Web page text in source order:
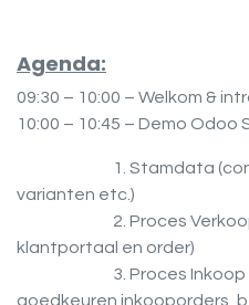
Agenda:
09:30 – 10:00 – Welkom &
10:00 – 10:45 – Demo Odoo
1. Stamdata
varianten etc.)
2. Proces Verkoop
klantportaal en order)
3. Proces Inkoop
goedkeuren inkooporders,